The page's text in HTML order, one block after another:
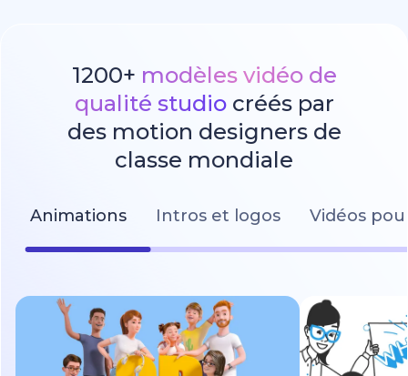
1200+ modèles vidéo de
qualité studiocréés par
des motion designers de
classe mondiale
Animations Intros et logos Vidéos